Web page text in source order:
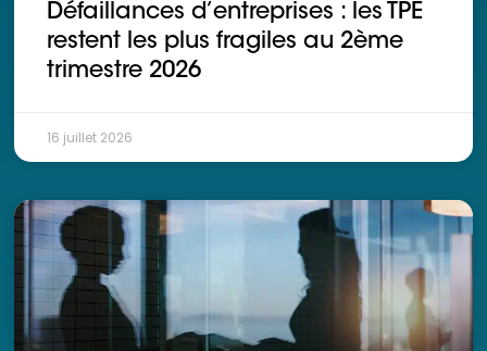
Ressources
Défaillances d’entreprises : les TPE
restent les plus fragiles au 2ème
trimestre 2026
16 juillet 2026